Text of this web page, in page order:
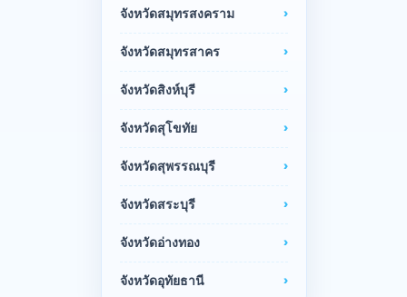
จังหวัดสมุทรสงคราม
จังหวัดสมุทรสาคร
จังหวัดสิงห์บุรี
จังหวัดสุโขทัย
จังหวัดสุพรรณบุรี
จังหวัดสระบุรี
จังหวัดอ่างทอง
จังหวัดอุทัยธานี